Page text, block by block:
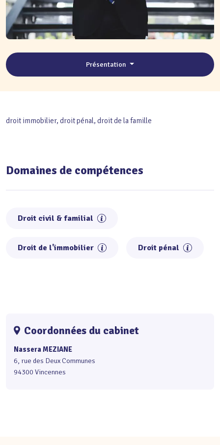
Présentation
droit immobilier, droit pénal, droit de la famille
Domaines de compétences
Droit civil & familial
Droit de l'immobilier Droit pénal
Coordonnées du cabinet
Nassera MEZIANE
6, rue des Deux Communes
94300 Vincennes